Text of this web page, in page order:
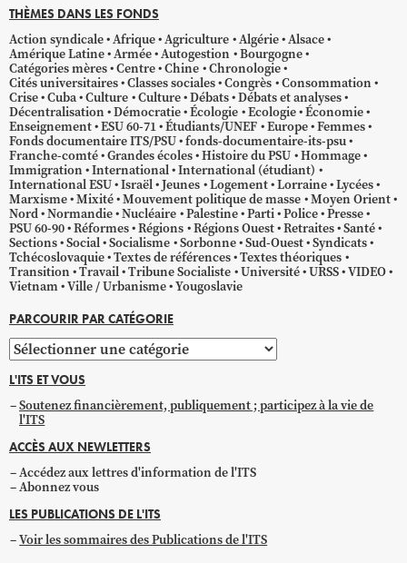
THÈMES DANS LES FONDS
Action syndicale Afrique Agriculture Algérie Alsace
Amérique Latine Armée Autogestion
Bourgogne
Catégories mères Centre Chine Chronologie
Cités universitaires Classes sociales Congrès Consommation
Crise Cuba Culture Culture Débats Débats et analyses
Décentralisation Démocratie Écologie Ecologie Économie
Enseignement ESU 60-71 Étudiants/UNEF Europe Femmes
Fonds documentaire ITS/PSU fonds-documentaire-its-psu
Franche-comté Grandes écoles Histoire du PSU Hommage
Immigration International International (étudiant)
International ESU Israël Jeunes Logement Lorraine Lycées
Marxisme Mixité Mouvement politique de masse Moyen Orient
Nord Normandie Nucléaire Palestine Parti Police Presse
PSU 60-90 Réformes Régions Régions Ouest Retraites Santé
Sections Social Socialisme Sorbonne Sud-Ouest Syndicats
Tchécoslovaquie Textes de références Textes théoriques
Transition Travail Tribune Socialiste Université URSS VIDEO
Vietnam Ville / Urbanisme Yougoslavie
PARCOURIR PAR CATÉGORIE
Parcourir
par
catégorie
L'ITS ET VOUS
Soutenez financièrement, publiquement ; participez à la vie de
l'ITS
ACCÈS AUX NEWLETTERS
Accédez aux lettres d'information de l'ITS
Abonnez vous
LES PUBLICATIONS DE L'ITS
Voir les sommaires des Publications de l'ITS